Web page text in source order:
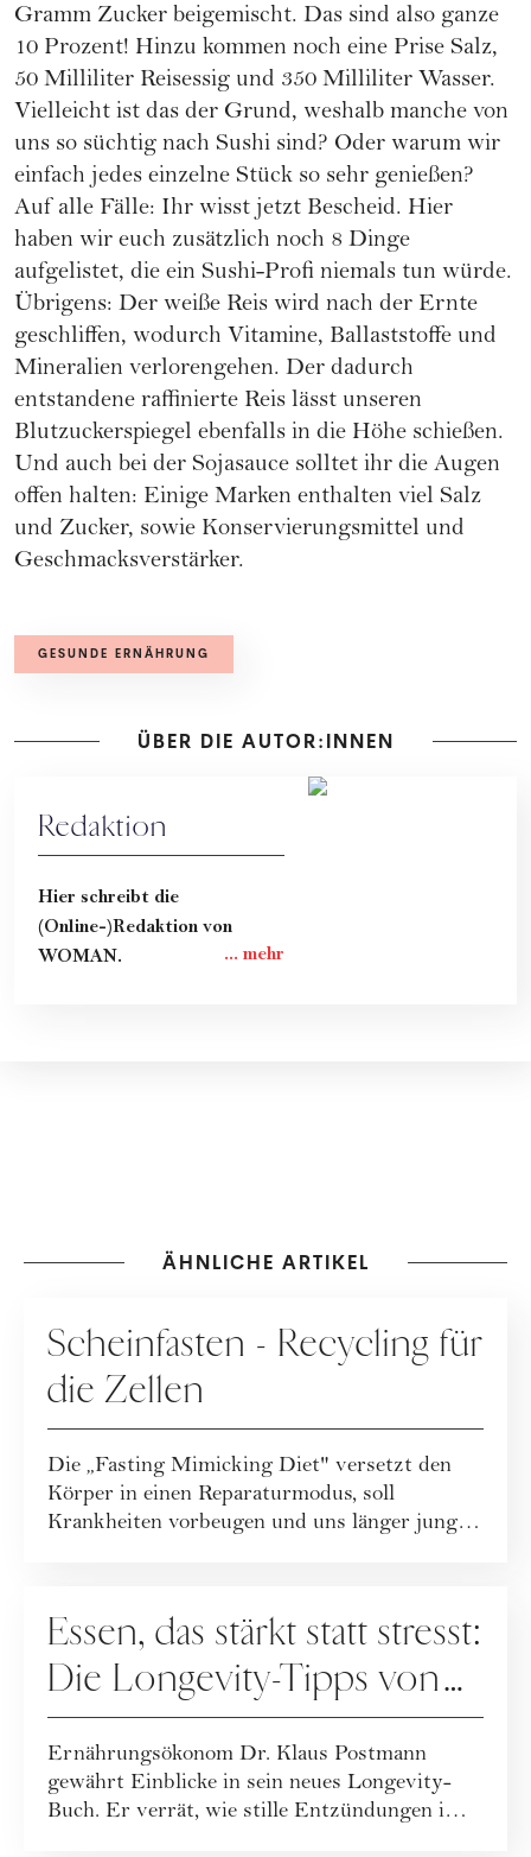
Gramm Zucker beigemischt. Das sind also ganze
10 Prozent! Hinzu kommen noch eine Prise Salz,
50 Milliliter Reisessig und 350 Milliliter Wasser.
Vielleicht ist das der Grund, weshalb manche von
uns so süchtig nach Sushi sind? Oder warum wir
einfach jedes einzelne Stück so sehr genießen?
Auf alle Fälle: Ihr wisst jetzt Bescheid. Hier
haben wir euch zusätzlich noch 8 Dinge
aufgelistet, die ein Sushi-Profi niemals tun würde.
Übrigens: Der weiße Reis wird nach der Ernte
geschliffen, wodurch Vitamine, Ballaststoffe und
Mineralien verlorengehen. Der dadurch
entstandene raffinierte Reis lässt unseren
Blutzuckerspiegel ebenfalls in die Höhe schießen.
Und auch bei der Sojasauce solltet ihr die Augen
offen halten: Einige Marken enthalten viel Salz
und Zucker, sowie Konservierungsmittel und
Geschmacksverstärker.
GESUNDE ERNÄHRUNG
ÜBER DIE AUTOR:INNEN
Redaktion
Hier schreibt die
(Online-)Redaktion von
WOMAN.
ÄHNLICHE ARTIKEL
Scheinfasten - Recycling für
die Zellen
Die „Fasting Mimicking Diet" versetzt den
Körper in einen Reparaturmodus, soll
Krankheiten vorbeugen und uns länger jung
Essen, das stärkt statt stresst:
Die Longevity-Tipps von
Dr. Klaus Postmann
Ernährungsökonom Dr. Klaus Postmann
gewährt Einblicke in sein neues Longevity-
Buch. Er verrät, wie stille Entzündungen im